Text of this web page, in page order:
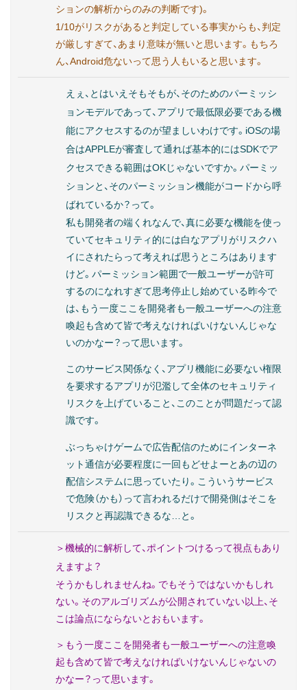
ションの解析からのみの判断です)。
1/10がリスクがあると判定している事実からも、判定
が厳しすぎて、あまり意味が無いと思います。もちろ
ん、Android危ないって思う人もいると思います。
えぇ、とはいえそもそもが、そのためのパーミッシ
ョンモデルであって、アプリで最低限必要である機
能にアクセスするのが望ましいわけです。iOSの場
合はAPPLEが審査して通れば基本的にはSDKでア
クセスできる範囲はOKじゃないですか。パーミッ
ションと、そのパーミッション機能がコードから呼
ばれているか？って。
私も開発者の端くれなんで、真に必要な機能を使っ
ていてセキュリティ的には白なアプリがリスクハ
イにされたらって考えれば思うところはあります
けど。パーミッション範囲で一般ユーザーが許可
するのになれすぎて思考停止し始めている昨今で
は、もう一度ここを開発者も一般ユーザーへの注意
喚起も含めて皆で考えなければいけないんじゃな
いのかなー？って思います。
このサービス関係なく、アプリ機能に必要ない権限
を要求するアプリが氾濫して全体のセキュリティ
リスクを上げていること、このことが問題だって認
識です。
ぶっちゃけゲームで広告配信のためにインターネ
ット通信が必要程度に一回もどせよーとあの辺の
配信システムに思っていたり。こういうサービス
で危険（かも）って言われるだけで開発側はそこを
リスクと再認識できるな…と。
＞機械的に解析して、ポイントつけるって視点もあり
えますよ？
そうかもしれませんね。でもそうではないかもしれ
ない。そのアルゴリズムが公開されていない以上、そ
こは論点にならないとおもいます。
＞もう一度ここを開発者も一般ユーザーへの注意喚
起も含めて皆で考えなければいけないんじゃないの
かなー？って思います。